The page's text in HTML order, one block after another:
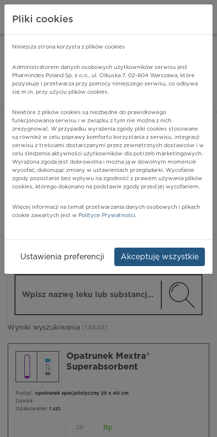
Pharmindex - lider
ZALOGUJ SIĘ
POKAŻ FILTRY
Pharmindex
Wyniki wyszukiwania (14848)
Opatrunek Mextra®
Superabsorbent
Postać: opatrunek specjalistyczny 20 x 40 cm
Dawka:
Opakowanie: 1 szt.
18
Rp
Pliki cookies
Niniejsza strona korzysta z plików cookies
Administratorem danych osobowych użytkowników serwisu jest
Pharmindex Poland Sp. z o.o., ul. Olkuska 7, 02-604 Warszawa, które
pozyskuje i przetwarza przy pomocy niniejszego serwisu, co odbywa
się m.in. przy użyciu plików cookies.
Niektóre z plików cookies są niezbędne do prawidłowego
funkcjonowania serwisu i w związku z tym nie można z nich
zrezygnować. W przypadku wyrażenia zgody pliki cookies stosowane
są również w celu poprawy komfortu korzystania z serwisu, integracji
serwisu z treściami dostarczanymi przez zewnętrznych dostawców i w
celu śledzenia aktywności użytkowników dla potrzeb marketingowych.
Wyrażona zgoda jest dobrowolna i można ją w dowolnym momencie
wycofać, dokonując zmiany w ustawieniach przeglądarki. Wycofanie
zgody pozostanie bez wpływu na zgodność z prawem używania plików
cookies, którego dokonano na podstawie zgody przed jej wycofaniem.
Więcej informacji na temat przetwarzania danych osobowych i plikach
cookie zawartych jest w Polityce Prywatności.
Ustawienia preferencji Akceptuję wszystkie
ZA DARMO - w Google Play INSTALUJ